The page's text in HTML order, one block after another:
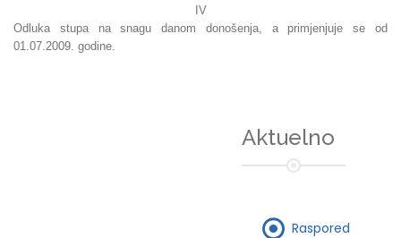
IV
Odluka stupa na snagu danom donošenja, a primjenjuje se od
01.07.2009. godine.
Aktuelno
Raspored